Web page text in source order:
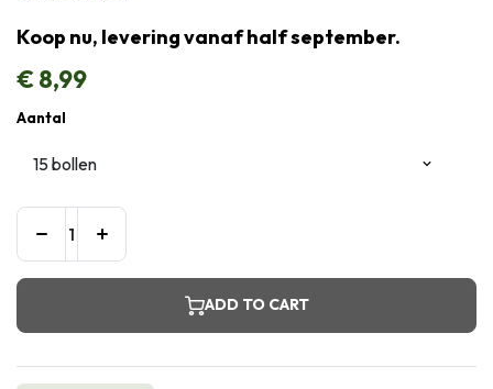
Koop nu, levering vanaf half september.
€8,99
Aantal
ADD TO CART